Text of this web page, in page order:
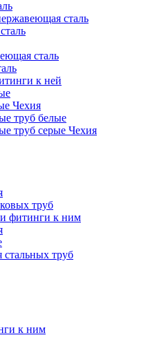
сталь
сталь
к ней
Чехия
труб белые
труб серые Чехия
труб
фитинги к ним
труб
к ним